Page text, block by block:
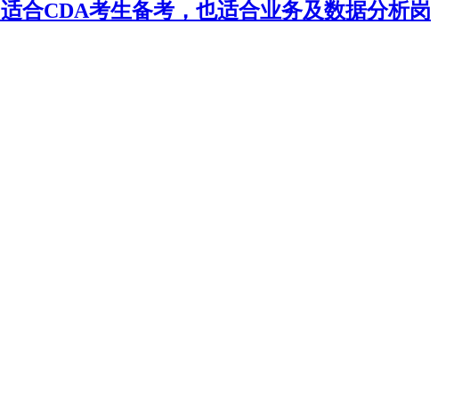
合CDA考生备考，也适合业务及数据分析岗